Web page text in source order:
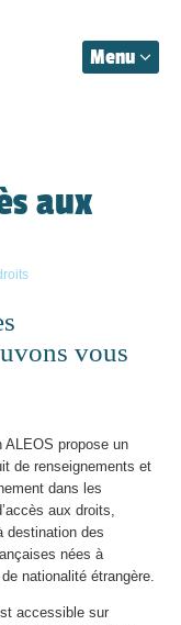
Menu
aux
vous
ALEOS propose un
de renseignements et
dans les
aux droits,
destination des
nées à
de nationalité étrangère.
accessible sur